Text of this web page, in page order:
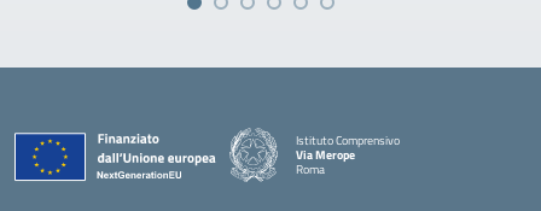
Istituto Comprensivo
Via Merope
Roma